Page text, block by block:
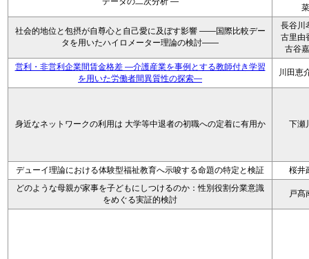
菜
社会的地位と包摂が自尊心と自己愛に及ぼす影響 ――国際比較デー
タを用いたハイロメーター理論の検討――
長谷川
古里由
古谷
営利・非営利企業間賃金格差 ―介護産業を事例とする教師付き学習
を用いた労働者間異質性の探索―
川田恵
身近なネットワークの利用は 大学等中退者の初職への定着に有用か 下瀬
デューイ理論における体験型福祉教育へ示唆する命題の特定と検証
桜井
どのような母親が家事を子どもにしつけるのか：性別役割分業意識
をめぐる実証的検討
戸髙